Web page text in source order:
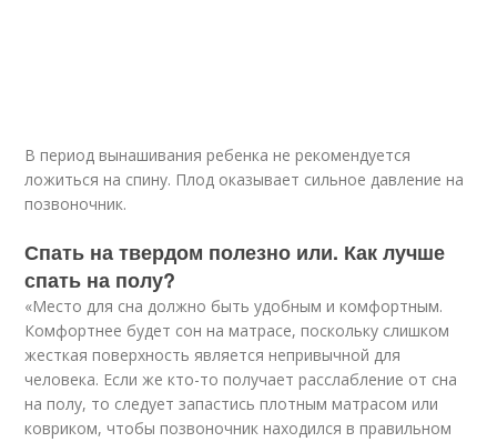
В период вынашивания ребенка не рекомендуется
ложиться на спину. Плод оказывает сильное давление на
позвоночник.
Спать на твердом полезно или. Как лучше
спать на полу?
«Место для сна должно быть удобным и комфортным.
Комфортнее будет сон на матрасе, поскольку слишком
жесткая поверхность является непривычной для
человека. Если же кто-то получает расслабление от сна
на полу, то следует запастись плотным матрасом или
ковриком, чтобы позвоночник находился в правильном